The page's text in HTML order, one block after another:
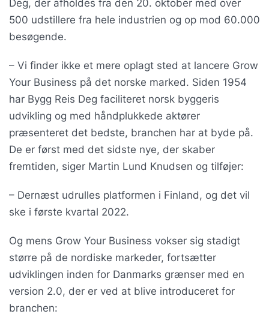
Deg, der afholdes fra den 20. oktober med over
500 udstillere fra hele industrien og op mod 60.000
besøgende.
– Vi finder ikke et mere oplagt sted at lancere Grow
Your Business på det norske marked. Siden 1954
har Bygg Reis Deg faciliteret norsk byggeris
udvikling og med håndplukkede aktører
præsenteret det bedste, branchen har at byde på.
De er først med det sidste nye, der skaber
fremtiden, siger Martin Lund Knudsen og tilføjer:
– Dernæst udrulles platformen i Finland, og det vil
ske i første kvartal 2022.
Og mens Grow Your Business vokser sig stadigt
større på de nordiske markeder, fortsætter
udviklingen inden for Danmarks grænser med en
version 2.0, der er ved at blive introduceret for
branchen: